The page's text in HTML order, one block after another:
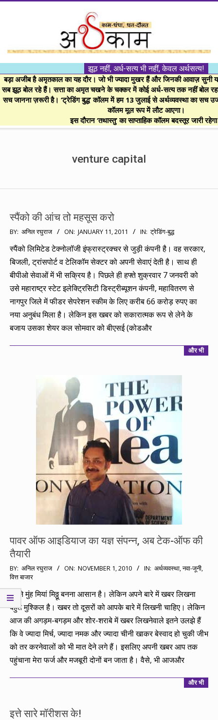
।।
अर्थकाम।।
BE
FINANCIALLY
CLEVER!
झूठ नहीं, अर्ध-सत्य भी नहीं, केवल अर्थसत्य!
बड़ा अजीब है अमृतकाल का यह दौर। जो भी ज्यादा मुखर हैं और जिनकी आवाज़ सुनी
सब झूठ बोल रहे हैं। सत्ता का अमृत चखने के चक्कर में कोई अर्ध-सत्य तक नहीं बोल
सच जानना ज़रूरी है। ‘ट्रेडिंग बुद्ध’ कॉलम में हम 13 जुलाई से अर्थव्यवस्था का सच
कॉलम मूल रूप में लौट आएगा।
इस दौरान ‘तथास्तु’ का साप्ताहिक कॉलम बदस्तूर जारी
venture capital
स्पैंको की आंच तो महसूस करो
2011-
01-
11
BY: अनिल रघुराज ON: JANUARY 11, 2011 IN: ट्रेडिंग-बुद्ध
स्पैंको लिमिटेड टेक्नोलॉजी इंफ्रास्ट्रक्चर से जुड़ी कंपनी है। वह सरकार,
बिजली, ट्रांसपोर्ट व टेलिकॉम सेक्टर को अपनी सेवाएं देती है। साथ ही
बीपीओ सेवाओं में भी सक्रिय है। पिछले ही हफ्ते शुक्रवार 7 जनवरी को
उसे महाराष्ट्र स्टेट इलेक्ट्रिसिटी डिस्ट्रीब्यूशन कंपनी, महावितरण से
नागपुर जिले में फीडर सेपरेशन स्कीम के लिए करीब 66 करोड़ रुपए का
नया अनुबंध मिला है। लेकिन इस खबर को सकारात्मक रूप से लेने के
बजाय उसका शेयर कल सोमवार को बीएसई (कोडऔर
और भी
पावर ऑफ आइडियाज का यज्ञ संपन्न, अब टेक-ऑफ की
तैयारी
2010-
11-
01
BY: अनिल रघुराज ON: NOVEMBER 1, 2010 IN: अर्थव्यवस्था,नवा-जूनी,
वित्त बाजार
अपने मुंह मियां मिठ्ठू बनना आसान है। लेकिन अपने बारे में खबर लिखना
बहुत मुश्किल है। खबर तो दूसरों को आपके बारे में लिखनी चाहिए। लेकिन
आज की अगड़म-बगड़म और शोर-शराबे में खबर लिखनेवाले इतने उलझे हैं
कि वे ज्यादा मिर्च, ज्यादा नमक और ज्यादा चीनी खाकर बेस्वाद हो चुकी जीभ
को तर करनेवालों को भी मात देने लगे हैं। इसलिए अपनी खबर आप तक
पहुंचाना मेरा फर्ज और मजबूरी दोनों बन जाता है। वैसे, भी आजऔर
और भी
इत्ते सारे मॉरीशस के!